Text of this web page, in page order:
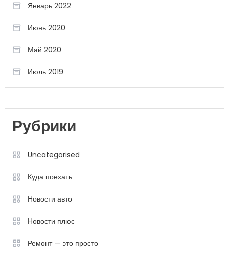
Январь 2022
Июнь 2020
Май 2020
Июль 2019
Рубрики
Uncategorised
Куда поехать
Новости авто
Новости плюс
Ремонт — это просто